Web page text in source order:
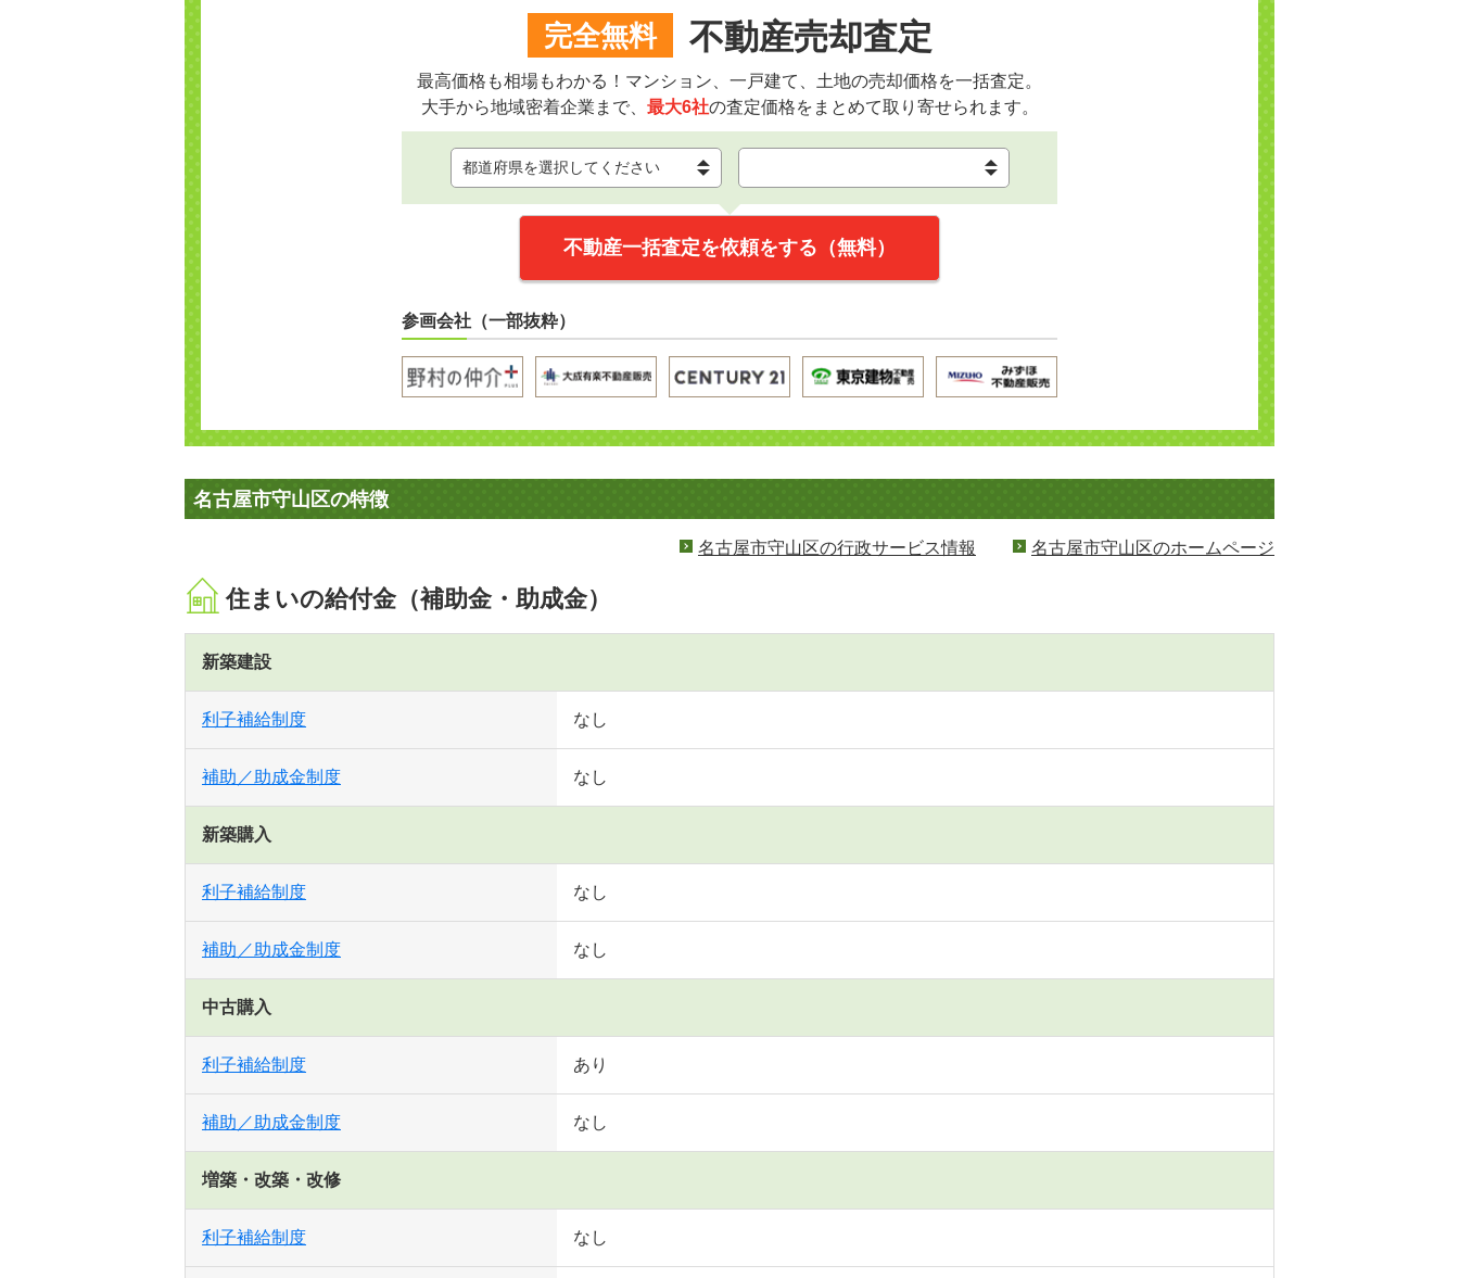
完全無料 不動産売却査定
最高価格も相場もわかる！マンション、一戸建て、土地の売却価格を一括査定。
大手から地域密着企業まで、 最大6社の査定価格をまとめて取り寄せられます。
不動産一括査定を依頼をする（無料）
参画会社（一部抜粋）
名古屋市守山区の特徴
名古屋市守山区の行政サービス情報 名古屋市守山区のホームページ
住まいの給付金（補助金・助成金）
新築建設
利子補給制度 なし
補助／助成金制度 なし
新築購入
利子補給制度 なし
補助／助成金制度 なし
中古購入
利子補給制度 あり
補助／助成金制度 なし
増築・改築・改修
利子補給制度 なし